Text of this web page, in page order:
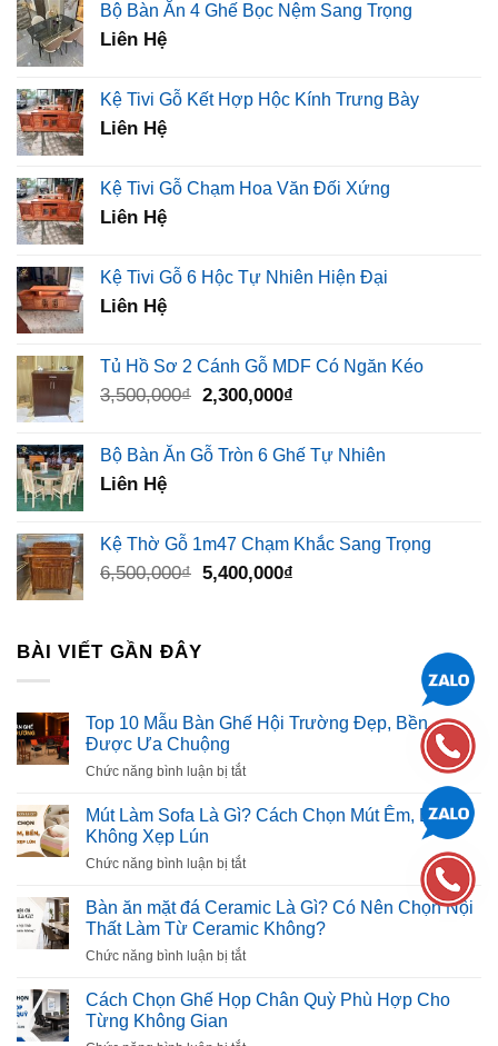
Bộ Bàn Ăn 4 Ghế Bọc Nệm Sang Trọng
Liên Hệ
Kệ Tivi Gỗ Kết Hợp Hộc Kính Trưng Bày
Liên Hệ
Kệ Tivi Gỗ Chạm Hoa Văn Đối Xứng
Liên Hệ
Kệ Tivi Gỗ 6 Hộc Tự Nhiên Hiện Đại
Liên Hệ
Tủ Hồ Sơ 2 Cánh Gỗ MDF Có Ngăn Kéo
3,500,000₫ Giá
là:
3,500,000₫.
2,300,000₫
tại
là:
Bộ Bàn Ăn Gỗ Tròn 6 Ghế Tự Nhiên
Liên Hệ
Kệ Thờ Gỗ 1m47 Chạm Khắc Sang Trọng
6,500,000₫ Giá
5,400,000₫
BÀI VIẾT GẦN ĐÂY
Top 10 Mẫu Bàn Ghế Hội Trường Đẹp, Bền,
Được Ưa Chuộng
Chức năng bình luận bị tắtở
10
Ghế
Trường
Đẹp,
Bền,
Ưa
Chuộng
Mút Làm Sofa Là Gì? Cách Chọn Mút Êm, Bền,
Không Xẹp Lún
Chức năng bình luận bị tắtở
Làm
Sofa
Gì?
Chọn
Êm,
Bàn ăn mặt đá Ceramic Là Gì? Có Nên Chọn Nội
Thất Làm Từ Ceramic Không?
Chức năng bình luận bị tắtở
ăn
Cách Chọn Ghế Họp Chân Quỳ Phù Hợp Cho
Từng Không Gian